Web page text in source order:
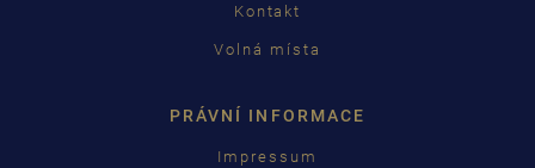
Kontakt
Volná místa
PRÁVNÍ INFORMACE
Impressum